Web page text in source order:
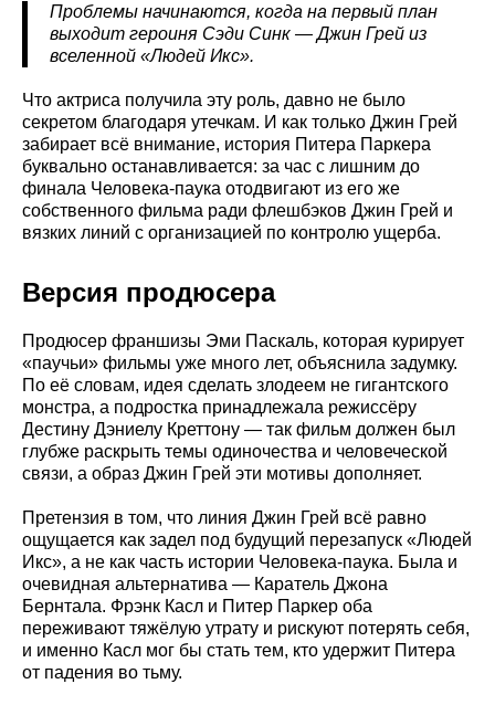
Проблемы начинаются, когда на первый план
выходит героиня Сэди Синк — Джин Грей из
вселенной «Людей Икс».
Что актриса получила эту роль, давно не было
секретом благодаря утечкам. И как только Джин Грей
забирает всё внимание, история Питера Паркера
буквально останавливается: за час с лишним до
финала Человека-паука отодвигают из его же
собственного фильма ради флешбэков Джин Грей и
вязких линий с организацией по контролю ущерба.
Версия продюсера
Продюсер франшизы Эми Паскаль, которая курирует
«паучьи» фильмы уже много лет, объяснила задумку.
По её словам, идея сделать злодеем не гигантского
монстра, а подростка принадлежала режиссёру
Дестину Дэниелу Креттону — так фильм должен был
глубже раскрыть темы одиночества и человеческой
связи, а образ Джин Грей эти мотивы дополняет.
Претензия в том, что линия Джин Грей всё равно
ощущается как задел под будущий перезапуск «Людей
Икс», а не как часть истории Человека-паука. Была и
очевидная альтернатива — Каратель Джона
Бернтала. Фрэнк Касл и Питер Паркер оба
переживают тяжёлую утрату и рискуют потерять себя,
и именно Касл мог бы стать тем, кто удержит Питера
от падения во тьму.